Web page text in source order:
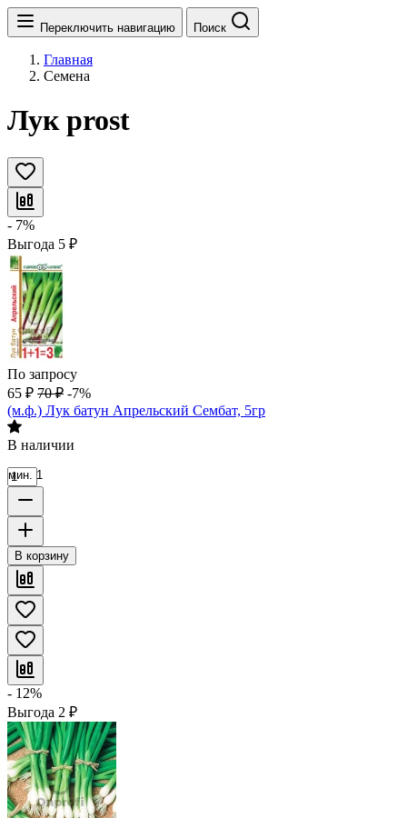
Переключить навигацию Поиск
Главная
Семена
Лук prost
- 7%
Выгода 5 ₽
По запросу
65 ₽ 70 ₽ -7%
(м.ф.) Лук батун Апрельский Сембат, 5гр
В наличии
мин. 1
В корзину
- 12%
Выгода 2 ₽